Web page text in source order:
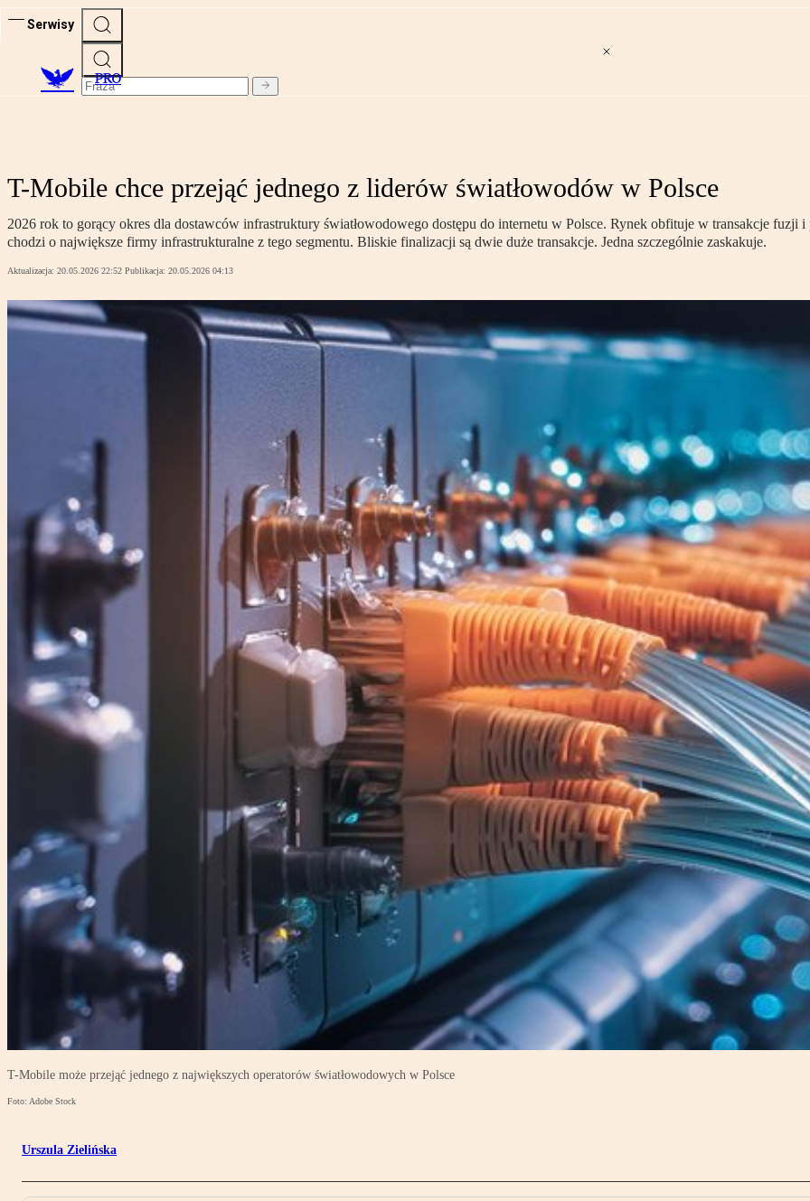
Serwisy
PRO
T-Mobile chce przejąć jednego z liderów światłowodów w Polsce
2026 rok to gorący okres dla dostawców infrastruktury światłowodowego dostępu do internetu w Polsce. Rynek obfituje w transakcje fuzji
chodzi o największe firmy infrastrukturalne z tego segmentu. Bliskie finalizacji są dwie duże transakcje. Jedna szczególnie zaskakuje.
Aktualizacja: 20.05.2026 22:52 Publikacja: 20.05.2026 04:13
T-Mobile może przejąć jednego z największych operatorów światłowodowych w Polsce
Foto: Adobe Stock
Urszula Zielińska